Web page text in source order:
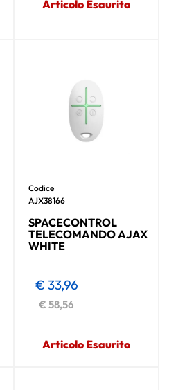
Articolo Esaurito
Codice
AJX38166
SPACECONTROL
TELECOMANDO AJAX
WHITE
€ 58,56
€ 33,96
Articolo Esaurito